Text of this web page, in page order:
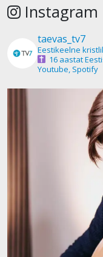
Instagram
taevas_tv7
Eestikeelne
16 aastat
Youtube, Spotify